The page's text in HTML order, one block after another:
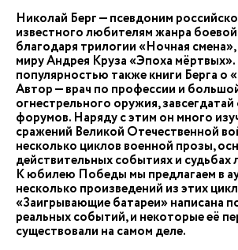
Николай Берг — псевдоним
известного любителям жанра
благодаря трилогии «Ночная
миру Андрея Круза «Эпоха
популярностью также книги Берга о
Автор — врач по профессии и
огнестрельного оружия,
форумов. Наряду с этим он много
сражений Великой Отечественной
несколько циклов военной прозы,
действительных событиях и
К юбилею Победы мы предлагаем в
несколько произведений из этих
«Заигрывающие батареи» написана
реальных событий, и некоторые её
существовали на самом деле.